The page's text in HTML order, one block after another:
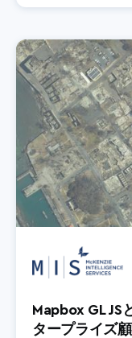
Mapbox GL JS
タープライズ